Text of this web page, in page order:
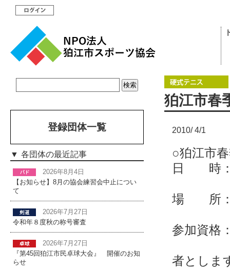
狛江市春
2010/ 4/1
○狛江市
日 時：
場 所：
参加資格
者としま
登録団体一覧
各団体の最近記事
2026年8月4日
【お知らせ】8月の協会練習会中止につい
て
2026年7月27日
令和年８度秋の称号審査
2026年7月27日
『第45回狛江市民卓球大会』 開催のお知
らせ